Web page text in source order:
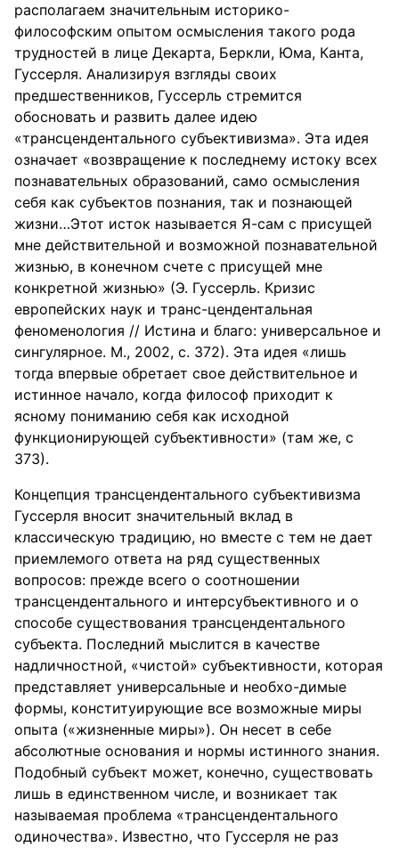
располагаем значительным историко-
философским опытом осмысления такого рода
трудностей в лице Декарта, Беркли, Юма, Канта,
Гуссерля. Анализируя взгляды своих
предшественников, Гуссерль стремится
обосновать и развить далее идею
«трансцендентального субъективизма». Эта идея
означает «возвращение к последнему истоку всех
познавательных образований, само осмысления
себя как субъектов познания, так и познающей
жизни…Этот исток называется Я-сам с присущей
мне действительной и возможной познавательной
жизнью, в конечном счете с присущей мне
конкретной жизнью» (Э. Гуссерль. Кризис
европейских наук и транс-цендентальная
феноменология // Истина и благо: универсальное и
сингулярное. М., 2002, с. 372). Эта идея «лишь
тогда впервые обретает свое действительное и
истинное начало, когда философ приходит к
ясному пониманию себя как исходной
функционирующей субъективности» (там же, с
373).
Концепция трансцендентального субъективизма
Гуссерля вносит значительный вклад в
классическую традицию, но вместе с тем не дает
приемлемого ответа на ряд существенных
вопросов: прежде всего о соотношении
трансцендентального и интерсубъективного и о
способе существования трансцендентального
субъекта. Последний мыслится в качестве
надличностной, «чистой» субъективности, которая
представляет универсальные и необхо-димые
формы, конституирующие все возможные миры
опыта («жизненные миры»). Он несет в себе
абсолютные основания и нормы истинного знания.
Подобный субъект может, конечно, существовать
лишь в единственном числе, и возникает так
называемая проблема «трансцендентального
одиночества». Известно, что Гуссерля не раз